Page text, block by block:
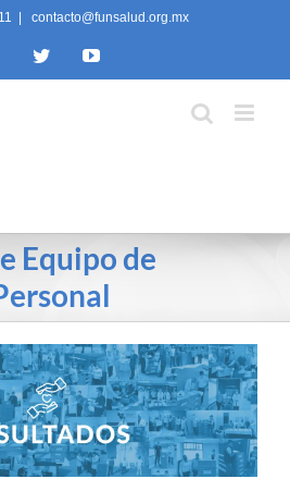
contacto@funsalud.org.mx
FacebookTwitterYouTube
Equipo de